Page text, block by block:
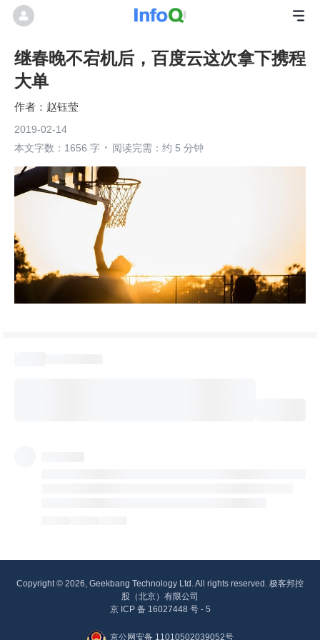
继春晚不宕机后，百度云这次拿下携程
大单
赵钰莹
2019-02-14
本文字数：1656 字
阅读完需：约 5 分钟
Copyright © 2026, Geekbang Technology Ltd. All rights reserved. 极客邦控
股（北京）有限公司
京 ICP 备 16027448 号 - 5
京公网安备 11010502039052号